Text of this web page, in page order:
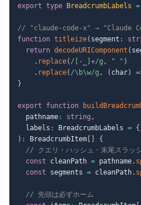
export type BreadcrumbLabels =
// "claude-code-x" → "Claude
function titleize( segment :
return decodeURIComponent (
. replace( / [-_]+/g , " " )
. replace( /\b\w/g , ( char)
}
export function
  pathname
: string ,
  labels
: BreadcrumbLabels = {
) : BreadcrumbItem
{
// クエリ・ハッシュ・末尾スラッ
const cleanPath = pathname.
const segments = cleanPath.
// 先頭は必ずホーム